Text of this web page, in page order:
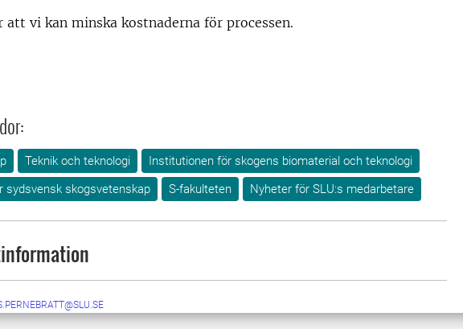
att vi kan minska kostnaderna för processen.
Teknik och teknologi
Institutionen för skogens biomaterial och teknologi
sydsvensk skogsvetenskap
S-fakulteten Nyheter för SLU:s medarbetare